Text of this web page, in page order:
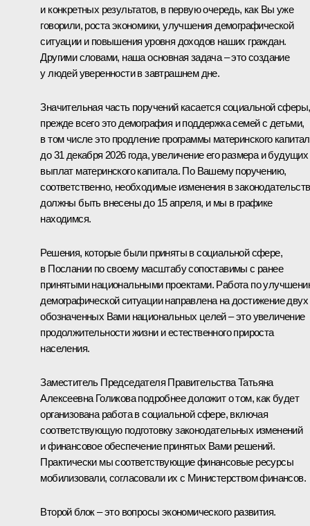
и конкретных результатов, в первую очередь, как Вы уже
говорили, роста экономики, улучшения демографической
ситуации и повышения уровня доходов наших граждан.
Другими словами, наша основная задача – это создание
у людей уверенности в завтрашнем дне.
Значительная часть поручений касается социальной сферы,
прежде всего это демография и поддержка семей с детьми,
в том числе это продление программы материнского
до 31 декабря 2026 года, увеличение его размера и будущих
выплат материнского капитала. По Вашему поручению,
соответственно, необходимые изменения в
должны быть внесены до 15 апреля, и мы в графике
находимся.
Решения, которые были приняты в социальной сфере,
в Послании по своему масштабу сопоставимы с ранее
принятыми национальными проектами. Работа по
демографической ситуации направлена на достижение двух
обозначенных Вами национальных целей – это увеличение
продолжительности жизни и естественного прироста
населения.
Заместитель Председателя Правительства Татьяна
Алексеевна Голикова подробнее доложит о том, как будет
организована работа в социальной сфере, включая
соответствующую подготовку законодательных изменений
и финансовое обеспечение принятых Вами решений.
Практически мы соответствующие финансовые ресурсы
мобилизовали, согласовали их с Министерством финансов.
Второй блок – это вопросы экономического развития.